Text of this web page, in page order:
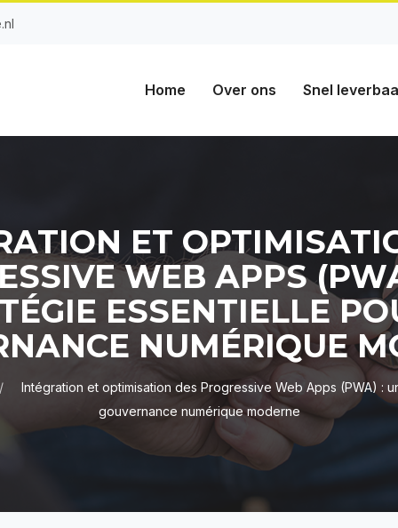
Home Over ons Snel
ET
WEB APPS
ESSENTIELLE
NUMÉRIQUE
Intégration et optimisation des Progressive Web Apps (PWA) :
gouvernance numérique moderne